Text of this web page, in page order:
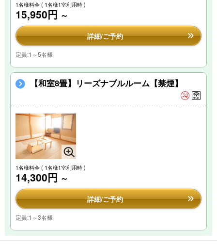
1名様料金( 1名様1室利用時 )
15,950円 ～
詳細/ご予約
定員:1～5名様
【和室8畳】リーズナブルルーム【禁煙】
1名様料金( 1名様1室利用時 )
14,300円 ～
詳細/ご予約
定員:1～3名様